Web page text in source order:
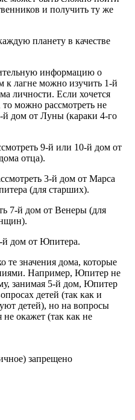
и получить ту же
планету в качестве
информацию о
к лагне можно изучить 1-й
личности. Если хочется
можно рассмотреть не
й дом от Луны (караки 4-го
9-й или 10-й дом от
отца).
3-й дом от Марса
(для старших).
7-й дом от Венеры (для
й дом от Юпитера.
те значения дома, которые
Например, Юпитер не
занимая 5-й дом, Юпитер
детей (так как и
детей), но на вопросы
окажет (так как не
запрещено